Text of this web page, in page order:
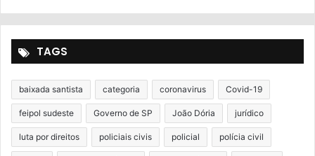
TAGS
baixada santista categoria coronavirus Covid-19
feipol sudeste Governo de SP João Dória jurídico
luta por direitos policiais civis policial polícia civil